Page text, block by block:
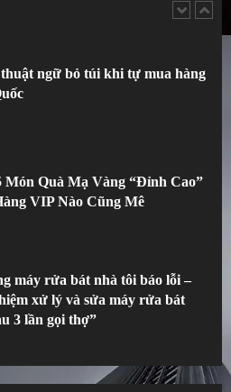
ngữ bỏ túi khi tự mua hàng
Món Quà Mạ Vàng “Đỉnh Cao”
VIP Nào Cũng Mê
máy rửa bát nhà tôi báo lỗi –
xử lý và sửa máy rửa bát
3 lần gọi thợ”